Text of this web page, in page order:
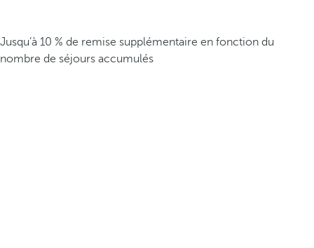
Jusqu’à 10 % de remise supplémentaire en fonction du
nombre de séjours accumulés